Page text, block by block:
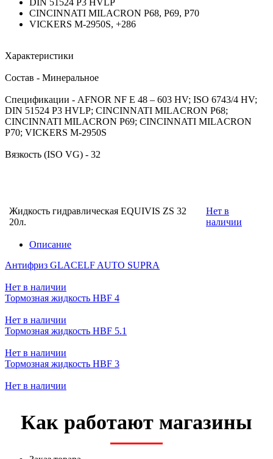
CINCINNATI MILACRON P68, P69, P70
VICKERS M-2950S, +286
Характеристики
Состав - Минеральное
Спецификации - AFNOR NF E 48 – 603 HV; ISO 6743/4 HV;
DIN 51524 P3 HVLP; CINCINNATI MILACRON P68;
CINCINNATI MILACRON P69; CINCINNATI MILACRON
P70; VICKERS M-2950S
Вязкость (ISO VG) - 32
Жидкость гидравлическая EQUIVIS ZS 32
20л.
Нет в
наличии
Описание
Антифриз GLACELF AUTO SUPRA
Нет в наличии
Тормозная жидкость HBF 4
Нет в наличии
Тормозная жидкость HBF 5.1
Нет в наличии
Тормозная жидкость HBF 3
Нет в наличии
Как работают магазины